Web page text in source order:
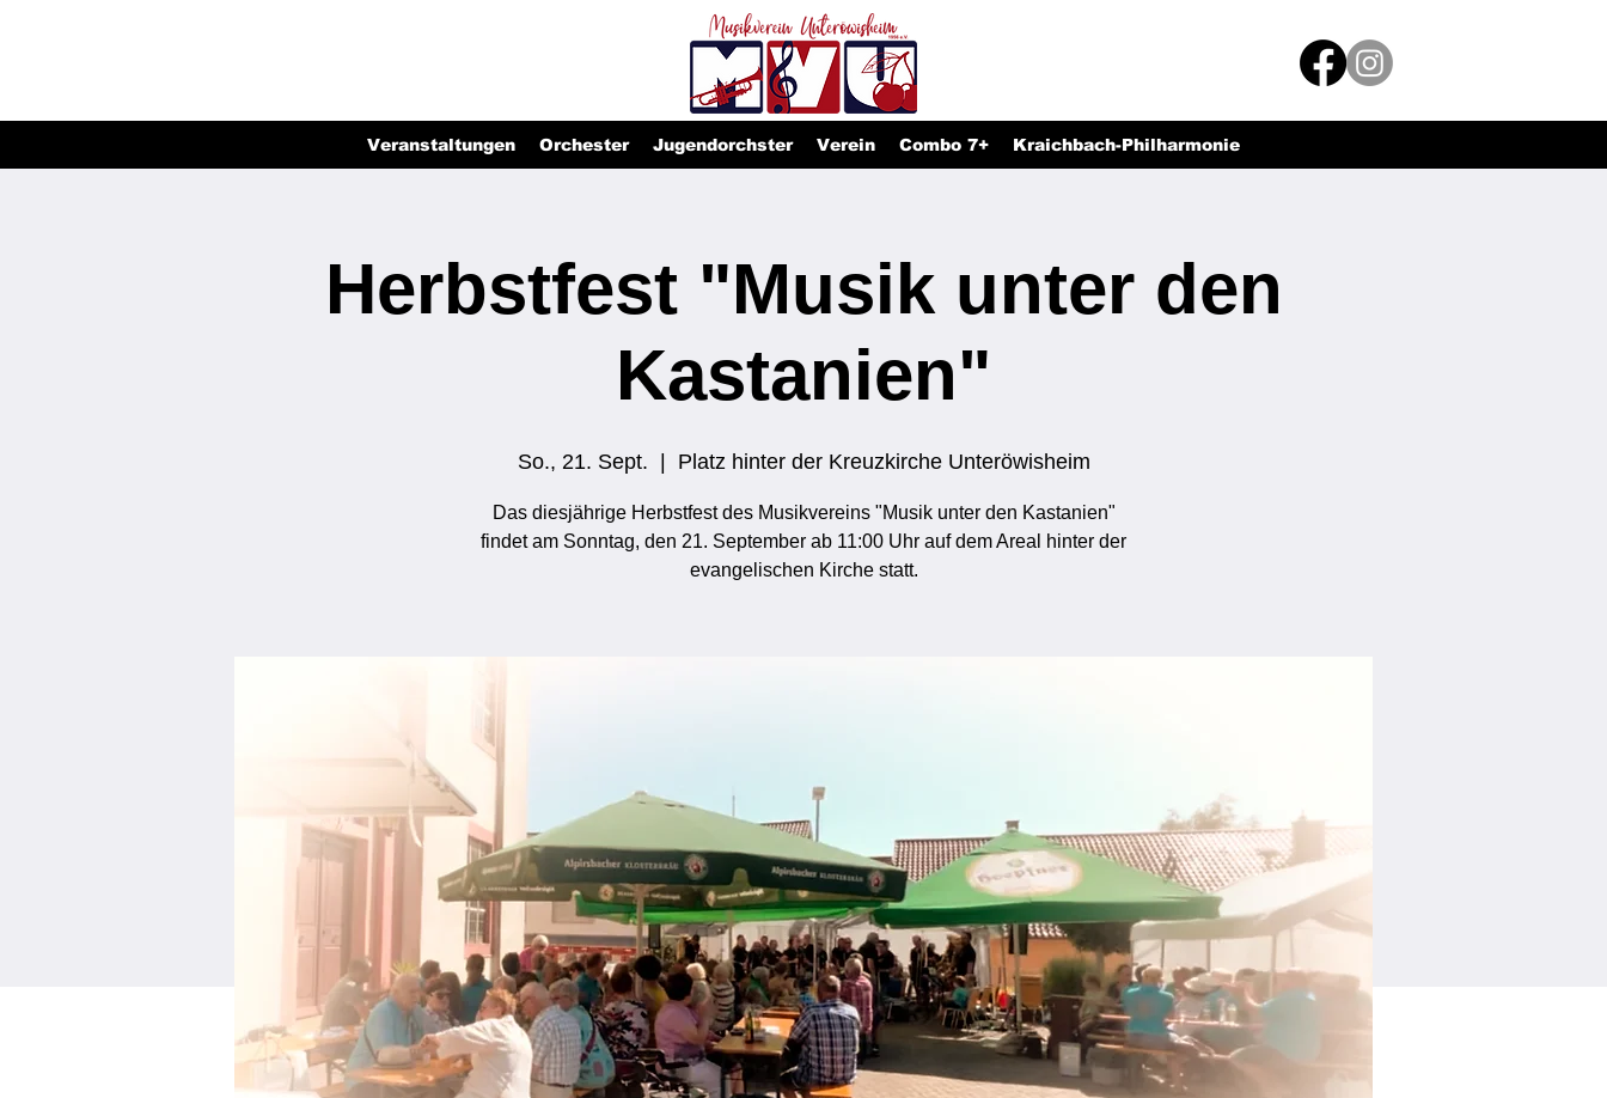
Veranstaltungen Orchester Jugendorchster Verein Combo 7+ Kraichbach-Philharmonie
Herbstfest "Musik unter den
Kastanien"
So., 21. Sept. Platz hinter der Kreuzkirche Unteröwisheim
Das diesjährige Herbstfest des Musikvereins "Musik unter den Kastanien"
findet am Sonntag, den 21. September ab 11:00 Uhr auf dem Areal hinter der
evangelischen Kirche statt.